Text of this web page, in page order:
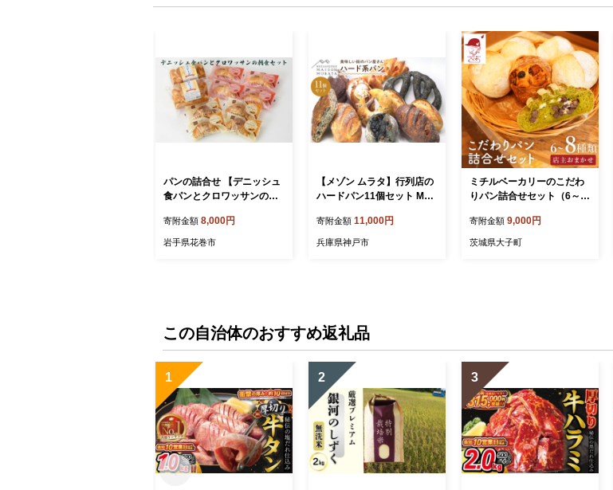
パンの詰合せ 【デニッシュ
食パンとクロワッサンの朝
リー 【1180】
寄附金額 8,000円
岩手県花巻市
【メゾン ムラタ】行列店の
ハードパン11個セット MAI
リー 冷凍 パン 詰合せ
寄附金額 11,000円
兵庫県神戸市
ミチルベーカリーのこだわ
りパン詰合せセット（6～8
子町 手作り パン 菓子パン
食事パン 冷凍パン 朝食 お
寄附金額 9,000円
茨城県大子町
この自治体のおすすめ返礼品
1 2 3